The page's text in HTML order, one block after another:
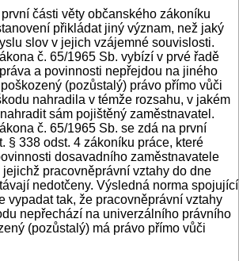
části věty občanského zákoníku
přikládat jiný význam, než jaký
slov v jejich vzájemné souvislosti.
č. 65/1965 Sb. vybízí v prvé řadě
a povinnosti nepřejdou na jiného
(pozůstalý) právo přímo vůči
nahradila v témže rozsahu, v jakém
sám pojištěný zaměstnavatel.
č. 65/1965 Sb. se zdá na první
§ 338 odst. 4 zákoníku práce, které
dosavadního zaměstnavatele
pracovněprávní vztahy do dne
nedotčeny. Výsledná norma spojující
vypadat tak, že pracovněprávní vztahy
nepřechází na univerzálního právního
(pozůstalý) má právo přímo vůči